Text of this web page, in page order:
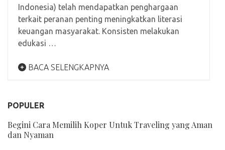
Indonesia) telah mendapatkan penghargaan
terkait peranan penting meningkatkan literasi
keuangan masyarakat. Konsisten melakukan
edukasi …
BACA SELENGKAPNYA
POPULER
Begini Cara Memilih Koper Untuk Traveling yang Aman
dan Nyaman